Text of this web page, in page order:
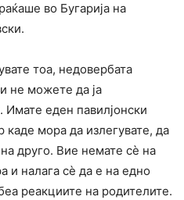
во Бугарија на
тоа, недовербата
не можете да ја
Имате еден павилјонски
мора да излегувате, да
друго. Вие немате сè на
и налага сè да е на едно
реакциите на родителите.